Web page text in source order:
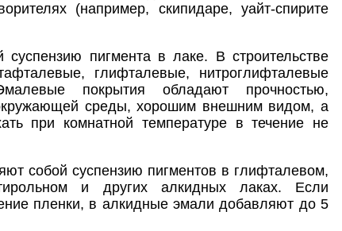
(например, скипидаре, уайт-спирите
пигмента в лаке. В строительстве
глифталевые, нитроглифталевые
покрытия обладают прочностью,
среды, хорошим внешним видом, а
при комнатной температуре в течение не
собой суспензию пигментов в глифталевом,
и других алкидных лаках. Если
пленки, в алкидные эмали добавляют до 5